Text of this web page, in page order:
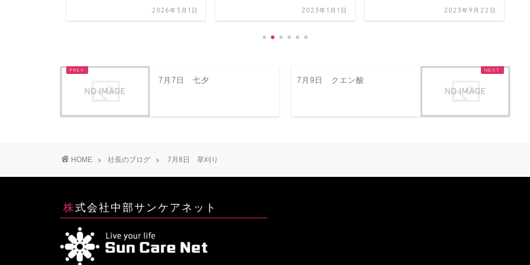
2026年3月1日 2023年1月1日 2023年9月22日
7月7日 七夕 7月9日 クエン酸
HOME 社長のブログ 7月8日 草刈り
株式会社中部サンケアネット